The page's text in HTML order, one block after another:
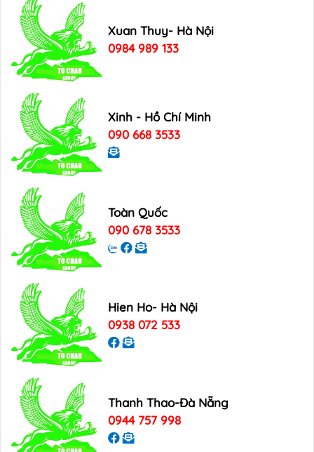
Xuan Thuy- Hà Nội
0984 989 133
Xinh - Hồ Chí Minh
090 668 3533
Toàn Quốc
090 678 3533
Hien Ho- Hà Nội
0938 072 533
Thanh Thao-Đà Nẵng
0944 757 998